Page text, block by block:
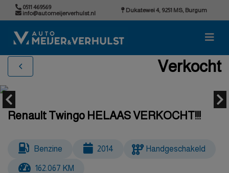
0511 469569
info@automeijerverhulst.nl
Dukatewei 4, 9251 MS, Burgum
Verkocht
Renault Twingo HELAAS VERKOCHT!!!
Benzine 2014 Handgeschakeld
162.067 KM